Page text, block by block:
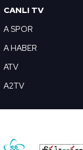
CANLI TV
A SPOR
A HABER
ATV
A2TV